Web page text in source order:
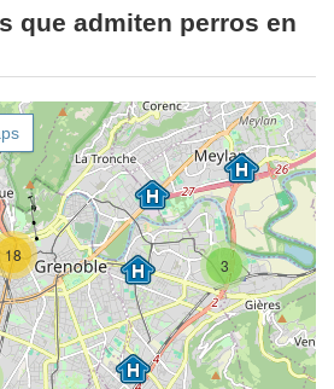
que admiten perros en
3
18